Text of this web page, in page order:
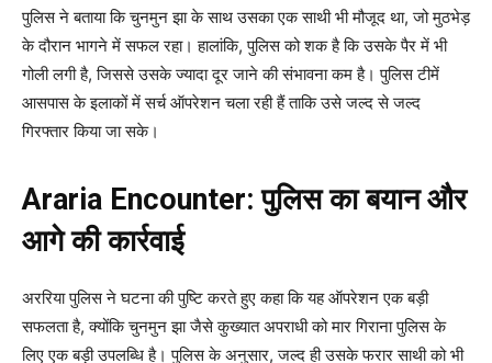
पुलिस ने बताया कि चुनमुन झा के साथ उसका एक साथी भी मौजूद था, जो मुठभेड़
के दौरान भागने में सफल रहा। हालांकि, पुलिस को शक है कि उसके पैर में भी
गोली लगी है, जिससे उसके ज्यादा दूर जाने की संभावना कम है। पुलिस टीमें
आसपास के इलाकों में सर्च ऑपरेशन चला रही हैं ताकि उसे जल्द से जल्द
गिरफ्तार किया जा सके।
Araria Encounter: पुलिस का बयान और
आगे की कार्रवाई
अररिया पुलिस ने घटना की पुष्टि करते हुए कहा कि यह ऑपरेशन एक बड़ी
सफलता है, क्योंकि चुनमुन झा जैसे कुख्यात अपराधी को मार गिराना पुलिस के
लिए एक बड़ी उपलब्धि है। पुलिस के अनुसार, जल्द ही उसके फरार साथी को भी